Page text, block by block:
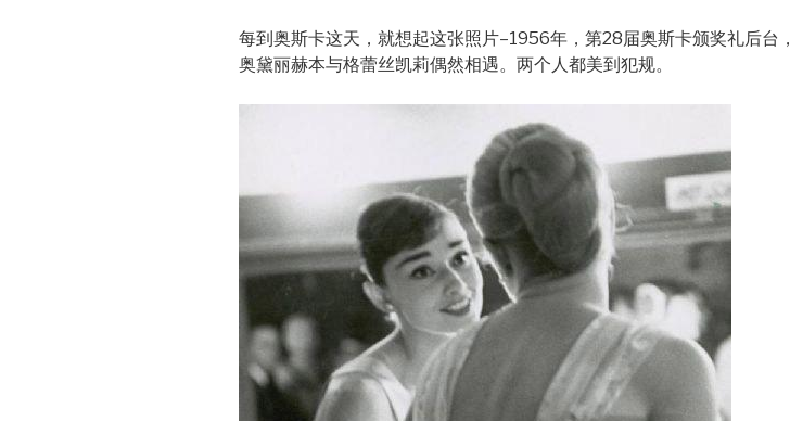
每到奥斯卡这天，就想起这张照片–1956年，第28届奥斯卡颁奖礼后台，
奥黛丽赫本与格蕾丝凯莉偶然相遇。两个人都美到犯规。